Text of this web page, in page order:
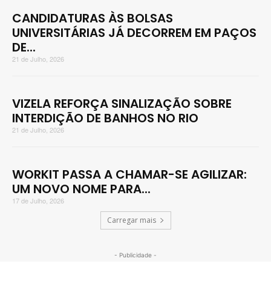
CANDIDATURAS ÀS BOLSAS
UNIVERSITÁRIAS JÁ DECORREM EM PAÇOS
DE...
21 de Julho, 2026
VIZELA REFORÇA SINALIZAÇÃO SOBRE
INTERDIÇÃO DE BANHOS NO RIO
21 de Julho, 2026
WORKIT PASSA A CHAMAR-SE AGILIZAR:
UM NOVO NOME PARA...
17 de Julho, 2026
Carregar mais
- Publicidade -